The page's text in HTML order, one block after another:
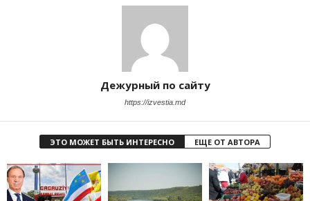
Дежурный по сайту
https://izvestia.md
ЭТО МОЖЕТ БЫТЬ ИНТЕРЕСНО ЕЩЕ ОТ АВТОРА